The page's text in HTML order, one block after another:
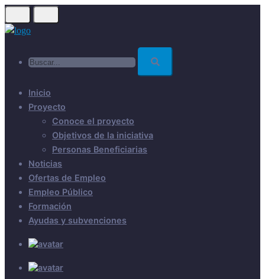
Skip
to
Inicio
Proyecto
Conoce el proyecto
Objetivos de la iniciativa
Personas Beneficiarias
Noticias
Ofertas de Empleo
Empleo Público
Formación
Ayudas y subvenciones